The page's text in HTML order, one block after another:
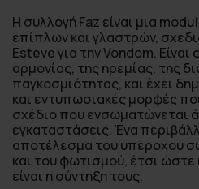
Η συλλογή Faz είναι μια
επίπλων και γλαστρών,
Esteve για την Vondom. Είναι
αρμονίας, της ηρεμίας, της
παγκοσμιότητας, και έχει
και εντυπωσιακές μορφές
σχέδιο που ενσωματώνεται
εγκαταστάσεις. Ένα
αποτέλεσμα του υπέροχου
και του φωτισμού, έτσι ώστε
είναι η σύντηξη τους.